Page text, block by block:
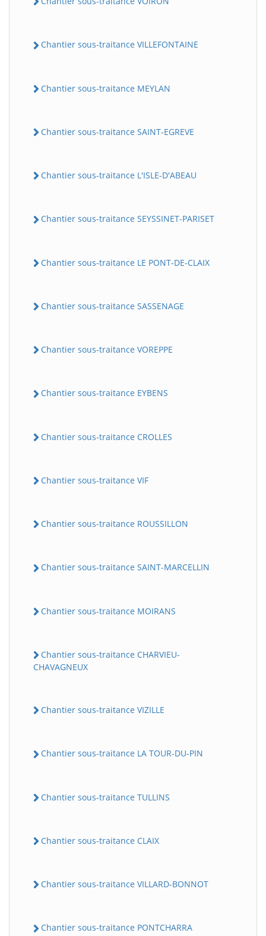
Chantier sous-traitance VILLEFONTAINE
Chantier sous-traitance MEYLAN
Chantier sous-traitance SAINT-EGREVE
Chantier sous-traitance L'ISLE-D'ABEAU
Chantier sous-traitance SEYSSINET-PARISET
Chantier sous-traitance LE PONT-DE-CLAIX
Chantier sous-traitance SASSENAGE
Chantier sous-traitance VOREPPE
Chantier sous-traitance EYBENS
Chantier sous-traitance CROLLES
Chantier sous-traitance VIF
Chantier sous-traitance ROUSSILLON
Chantier sous-traitance SAINT-MARCELLIN
Chantier sous-traitance MOIRANS
Chantier sous-traitance CHARVIEU-
CHAVAGNEUX
Chantier sous-traitance VIZILLE
Chantier sous-traitance LA TOUR-DU-PIN
Chantier sous-traitance TULLINS
Chantier sous-traitance CLAIX
Chantier sous-traitance VILLARD-BONNOT
Chantier sous-traitance PONTCHARRA